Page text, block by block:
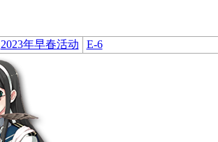
2023年早春活动 E-6